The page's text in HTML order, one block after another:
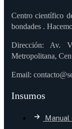
Centro científico
bondades .
Dirección: Av.
Metropolitana,
Email:
Insumos
Manual